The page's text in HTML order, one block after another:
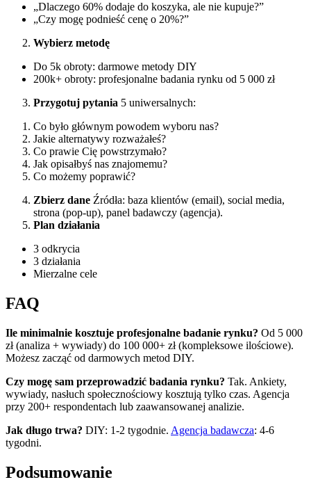
„Dlaczego 60% dodaje do koszyka, ale nie kupuje?”
„Czy mogę podnieść cenę o 20%?”
Wybierz metodę
Do 5k obroty: darmowe metody DIY
200k+ obroty: profesjonalne badania rynku od 5 000 zł
Przygotuj pytania 5 uniwersalnych:
Co było głównym powodem wyboru nas?
Jakie alternatywy rozważałeś?
Co prawie Cię powstrzymało?
Jak opisałbyś nas znajomemu?
Co możemy poprawić?
Zbierz dane Źródła: baza klientów (email), social media,
strona (pop-up), panel badawczy (agencja).
Plan działania
3 odkrycia
3 działania
Mierzalne cele
FAQ
Ile minimalnie kosztuje profesjonalne badanie rynku? Od 5 000
zł (analiza + wywiady) do 100 000+ zł (kompleksowe ilościowe).
Możesz zacząć od darmowych metod DIY.
Czy mogę sam przeprowadzić badania rynku? Tak. Ankiety,
wywiady, nasłuch społecznościowy kosztują tylko czas. Agencja
przy 200+ respondentach lub zaawansowanej analizie.
Jak długo trwa? DIY: 1-2 tygodnie. Agencja badawcza: 4-6
tygodni.
Podsumowanie